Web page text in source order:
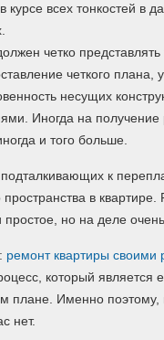
курсе всех тонкостей в
четко
четкого
несущих
Иногда на
и того больше.
к
пространства в
простое, но на деле
ремонт квартиры своими
который является
плане. Именно поэтому,
нет.